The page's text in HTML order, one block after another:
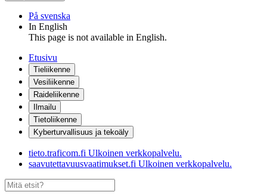
På svenska
In English
This page is not available in English.
Etusivu
Tieliikenne
Vesiliikenne
Raideliikenne
Ilmailu
Tietoliikenne
Kyberturvallisuus ja tekoäly
tieto.traficom.fi Ulkoinen verkkopalvelu.
saavutettavuusvaatimukset.fi Ulkoinen verkkopalvelu.